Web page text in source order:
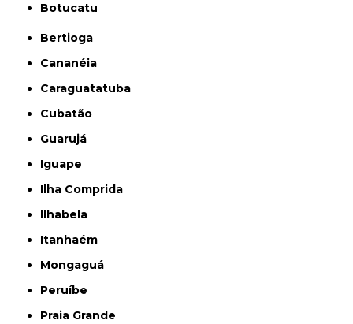
Botucatu
Bertioga
Cananéia
Caraguatatuba
Cubatão
Guarujá
Iguape
Ilha Comprida
Ilhabela
Itanhaém
Mongaguá
Peruíbe
Praia Grande